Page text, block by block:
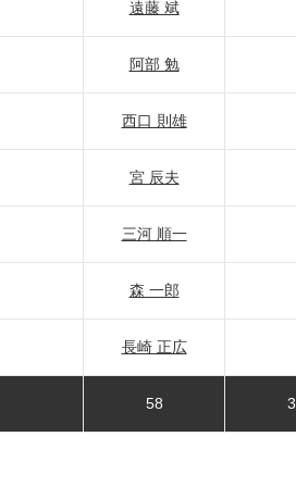
遠藤 斌
阿部 勉
西口 則雄
宮 辰夫
三河 順一
森 一郎
長崎 正広
58